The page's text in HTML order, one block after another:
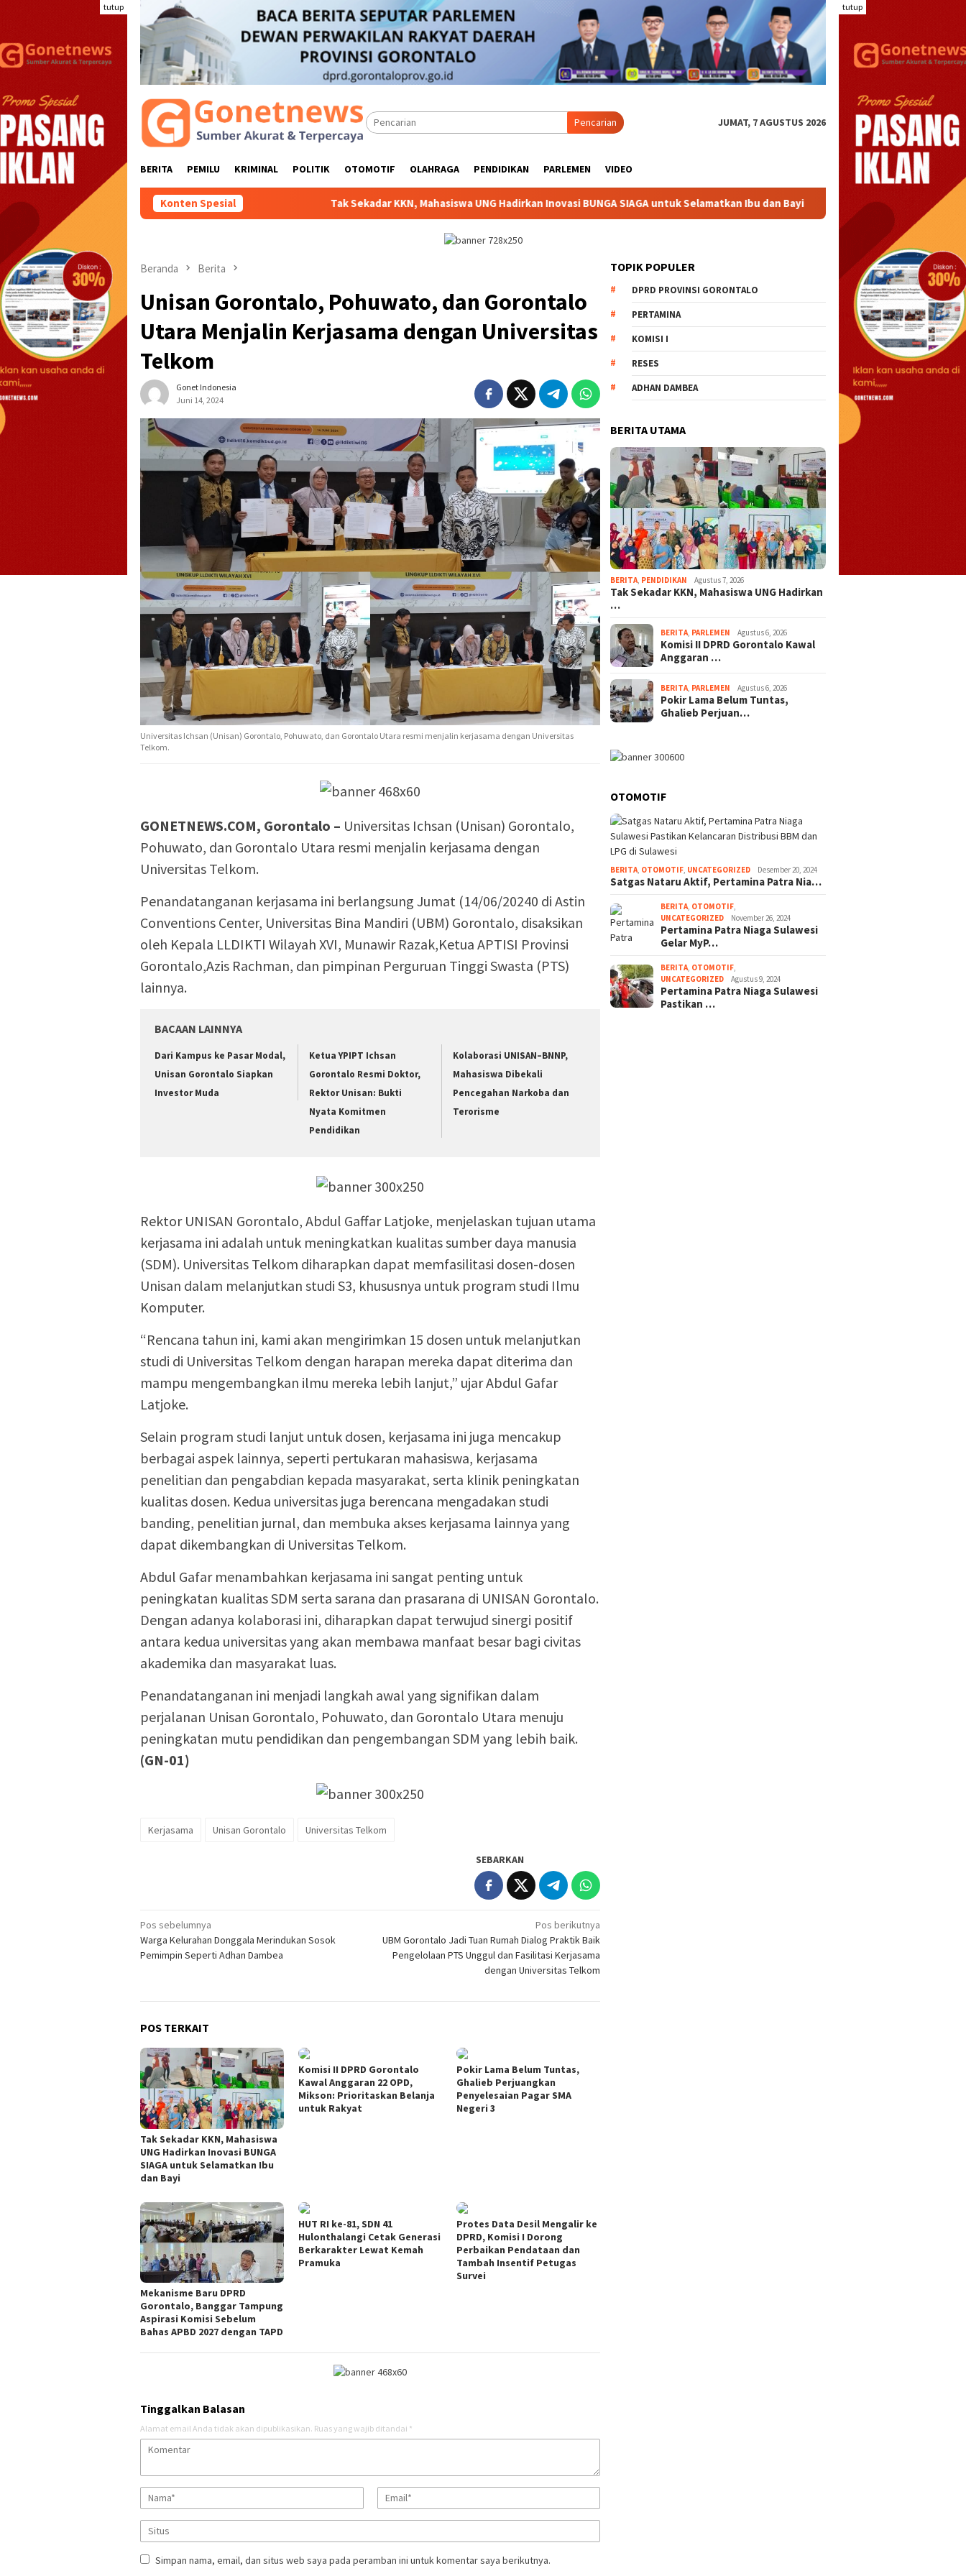
tutup tutup
Pencarian JUMAT, 7 AGUSTUS 2026
BERITA PEMILU KRIMINAL POLITIK OTOMOTIF OLAHRAGA PENDIDIKAN PARLEMEN VIDEO
Konten SpesialTak Sekadar KKN, Mahasiswa UNG Hadirkan Inovasi BUNGA SIAGA untuk Selamatkan Ibu dan Bayi Komisi II DPRD Gorontalo Kawal
Beranda Berita
Unisan Gorontalo, Pohuwato, dan Gorontalo
Utara Menjalin Kerjasama dengan Universitas
Telkom
Gonet Indonesia
Juni 14, 2024
Universitas Ichsan (Unisan) Gorontalo, Pohuwato, dan Gorontalo Utara resmi menjalin kerjasama dengan Universitas
Telkom.
GONETNEWS.COM, Gorontalo – Universitas Ichsan (Unisan) Gorontalo,
Pohuwato, dan Gorontalo Utara resmi menjalin kerjasama dengan
Universitas Telkom.
Penandatanganan kerjasama ini berlangsung Jumat (14/06/20240 di Astin
Conventions Center, Universitas Bina Mandiri (UBM) Gorontalo, disaksikan
oleh Kepala LLDIKTI Wilayah XVI, Munawir Razak,Ketua APTISI Provinsi
Gorontalo,Azis Rachman, dan pimpinan Perguruan Tinggi Swasta (PTS)
lainnya.
BACAAN LAINNYA
Dari Kampus ke Pasar Modal,
Unisan Gorontalo Siapkan
Investor Muda
Ketua YPIPT Ichsan
Gorontalo Resmi Doktor,
Rektor Unisan: Bukti
Nyata Komitmen
Pendidikan
Kolaborasi UNISAN–BNNP,
Mahasiswa Dibekali
Pencegahan Narkoba dan
Terorisme
Rektor UNISAN Gorontalo, Abdul Gaffar Latjoke, menjelaskan tujuan utama
kerjasama ini adalah untuk meningkatkan kualitas sumber daya manusia
(SDM). Universitas Telkom diharapkan dapat memfasilitasi dosen-dosen
Unisan dalam melanjutkan studi S3, khususnya untuk program studi Ilmu
Komputer.
“Rencana tahun ini, kami akan mengirimkan 15 dosen untuk melanjutkan
studi di Universitas Telkom dengan harapan mereka dapat diterima dan
mampu mengembangkan ilmu mereka lebih lanjut,” ujar Abdul Gafar
Latjoke.
Selain program studi lanjut untuk dosen, kerjasama ini juga mencakup
berbagai aspek lainnya, seperti pertukaran mahasiswa, kerjasama
penelitian dan pengabdian kepada masyarakat, serta klinik peningkatan
kualitas dosen. Kedua universitas juga berencana mengadakan studi
banding, penelitian jurnal, dan membuka akses kerjasama lainnya yang
dapat dikembangkan di Universitas Telkom.
Abdul Gafar menambahkan kerjasama ini sangat penting untuk
peningkatan kualitas SDM serta sarana dan prasarana di UNISAN Gorontalo.
Dengan adanya kolaborasi ini, diharapkan dapat terwujud sinergi positif
antara kedua universitas yang akan membawa manfaat besar bagi civitas
akademika dan masyarakat luas.
Penandatanganan ini menjadi langkah awal yang signifikan dalam
perjalanan Unisan Gorontalo, Pohuwato, dan Gorontalo Utara menuju
peningkatan mutu pendidikan dan pengembangan SDM yang lebih baik.
(GN-01)
Kerjasama Unisan Gorontalo Universitas Telkom
SEBARKAN
Navigasi
pos
Pos sebelumnya
Warga Kelurahan Donggala Merindukan Sosok
Pemimpin Seperti Adhan Dambea
Pos berikutnya
UBM Gorontalo Jadi Tuan Rumah Dialog Praktik Baik
Pengelolaan PTS Unggul dan Fasilitasi Kerjasama
dengan Universitas Telkom
POS TERKAIT
Tak Sekadar KKN, Mahasiswa
UNG Hadirkan Inovasi BUNGA
SIAGA untuk Selamatkan Ibu
dan Bayi
Komisi II DPRD Gorontalo
Kawal Anggaran 22 OPD,
Mikson: Prioritaskan Belanja
untuk Rakyat
Pokir Lama Belum Tuntas,
Ghalieb Perjuangkan
Penyelesaian Pagar SMA
Negeri 3
Mekanisme Baru DPRD
Gorontalo, Banggar Tampung
Aspirasi Komisi Sebelum
Bahas APBD 2027 dengan TAPD
HUT RI ke-81, SDN 41
Hulonthalangi Cetak Generasi
Berkarakter Lewat Kemah
Pramuka
Protes Data Desil Mengalir ke
DPRD, Komisi I Dorong
Perbaikan Pendataan dan
Tambah Insentif Petugas
Survei
Tinggalkan Balasan
Alamat email Anda tidak akan dipublikasikan. Ruas yang wajib ditandai *
Simpan nama, email, dan situs web saya pada peramban ini untuk komentar saya berikutnya.
TOPIK POPULER
DPRD PROVINSI GORONTALO
PERTAMINA
KOMISI I
RESES
ADHAN DAMBEA
BERITA UTAMA
BERITA, PENDIDIKAN Agustus 7, 2026
Tak Sekadar KKN, Mahasiswa UNG Hadirkan
…
BERITA, PARLEMEN Agustus 6, 2026
Komisi II DPRD Gorontalo Kawal
Anggaran …
BERITA, PARLEMEN Agustus 6, 2026
Pokir Lama Belum Tuntas,
Ghalieb Perjuan…
OTOMOTIF
BERITA, OTOMOTIF, UNCATEGORIZED Desember 20, 2024
Satgas Nataru Aktif, Pertamina Patra Nia…
BERITA, OTOMOTIF,
UNCATEGORIZED
November 26, 2024
Pertamina Patra Niaga Sulawesi
Gelar MyP…
BERITA, OTOMOTIF,
UNCATEGORIZED
Agustus 9, 2024
Pertamina Patra Niaga Sulawesi
Pastikan …